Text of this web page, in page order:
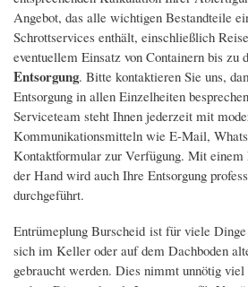
Angebot, das alle wichtigen Bestandteile
Schrottservices enthält, einschließlich
eventuellem Einsatz von Containern bis zu
Entsorgung. Bitte kontaktieren Sie uns,
Entsorgung in allen Einzelheiten
Serviceteam steht Ihnen jederzeit mit
Kommunikationsmitteln wie E-Mail,
Kontaktformular zur Verfügung. Mit einem
der Hand wird auch Ihre Entsorgung
durchgeführt.
Entrümeplung Burscheid ist für viele
sich im Keller oder auf dem Dachboden
gebraucht werden. Dies nimmt unnötig